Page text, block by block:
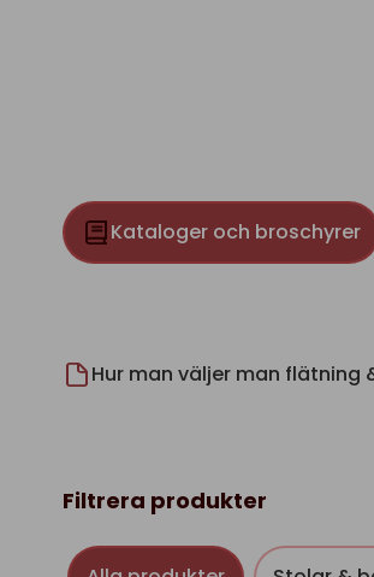
Kataloger och broschyrer
Hur man väljer man
Filtrera produkter